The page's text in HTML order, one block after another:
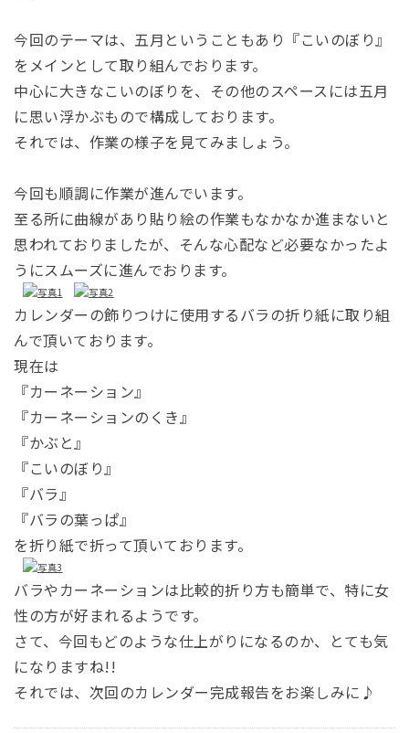
今回のテーマは、五月ということもあり『こいのぼり』
をメインとして取り組んでおります。
中心に大きなこいのぼりを、その他のスペースには五月
に思い浮かぶもので構成しております。
それでは、作業の様子を見てみましょう。
今回も順調に作業が進んでいます。
至る所に曲線があり貼り絵の作業もなかなか進まないと
思われておりましたが、そんな心配など必要なかったよ
うにスムーズに進んでおります。
カレンダーの飾りつけに使用するバラの折り紙に取り組
んで頂いております。
現在は
『カーネーション』
『カーネーションのくき』
『かぶと』
『こいのぼり』
『バラ』
『バラの葉っぱ』
を折り紙で折って頂いております。
バラやカーネーションは比較的折り方も簡単で、特に女
性の方が好まれるようです。
さて、今回もどのような仕上がりになるのか、とても気
になりますね!!
それでは、次回のカレンダー完成報告をお楽しみに♪